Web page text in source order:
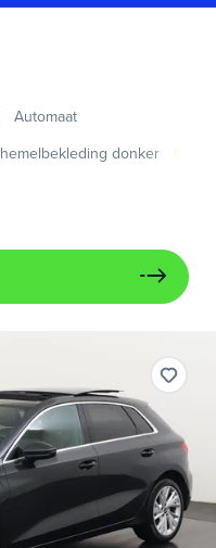
Automaat
hemelbekleding donker